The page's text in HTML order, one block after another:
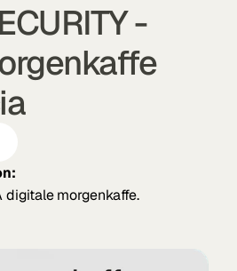
-
digitale morgenkaffe.